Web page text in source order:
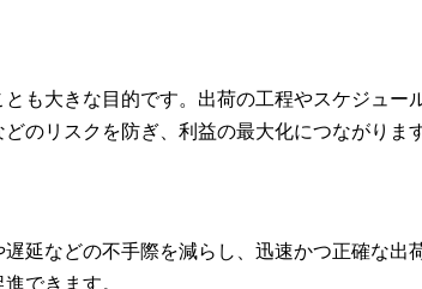
も大きな目的です。出荷の工程やスケジュー
のリスクを防ぎ、利益の最大化につながります
延などの不手際を減らし、迅速かつ正確な出
できます。